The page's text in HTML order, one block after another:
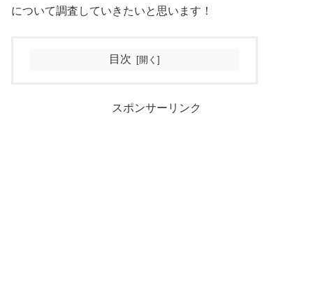
について調査していきたいと思います！
目次
スポンサーリンク